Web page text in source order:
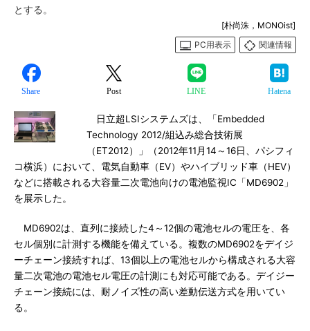
とする。
[朴尚洙，MONOist]
PC用表示
関連情報
Share Post LINE Hatena
日立超LSIシステムズは、「Embedded
Technology 2012/組込み総合技術展
（ET2012）」（2012年11月14～16日、パシフィ
コ横浜）において、電気自動車（EV）やハイブリッド車（HEV）
などに搭載される大容量二次電池向けの電池監視IC「MD6902」
を展示した。
MD6902は、直列に接続した4～12個の電池セルの電圧を、各
セル個別に計測する機能を備えている。複数のMD6902をデイジ
ーチェーン接続すれば、13個以上の電池セルから構成される大容
量二次電池の電池セル電圧の計測にも対応可能である。デイジー
チェーン接続には、耐ノイズ性の高い差動伝送方式を用いてい
る。